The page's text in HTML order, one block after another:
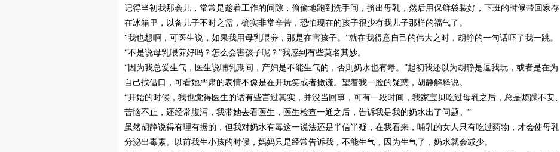
记得当初我那会儿，常常是趁着工作的间隙，偷偷地跑到洗手间，挤出母乳，然后用保鲜袋装好，下班的时候带回家存
在冰箱里，以备儿子不时之需，确实非常辛苦，恐怕现在的孩子很少有我儿子那样的福气了。
“我也想啊，可医生说，如果我用母乳喂养，那是在害孩子。”就在我得意自己的伟大之时，胡静的一句话吓了我一跳。
“不是说母乳喂养好吗？怎么会害孩子呢？”我感到有些莫名其妙。
“因为我总爱生气，医生说哺乳期间，产妇是不能生气的，否则奶水也有毒。”起初我还以为胡静是逗我玩，或者是在为
自己找借口，可看她严肃的表情不像是在开玩笑或者撒谎。望着我一脸的疑惑，胡静解释说。
“开始的时候，我也觉得医生的话有些言过其实，并没当回事，可有一段时间，我家宝贝吃过母乳之后，总是烦躁不安、
苦恼不止，还经常腹泻，我带她去看医生，医生检查一通之后，告诉我是我的奶水出了问题。”
虽然胡静说得有理有据的，但我对奶水有毒这一说法还是半信半疑，在我看来，哺乳的女人只有吃过药物，才会使母乳
分泌出毒素。以前我生小孩的时候，妈妈只是经常告诉我，不能生气，因为生气了，奶水就会减少。